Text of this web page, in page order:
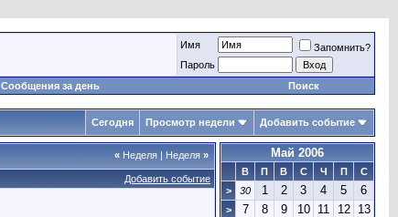
Имя
Запомнить?
Пароль
Сообщения за день Поиск
Сегодня Просмотр недели Добавить событие
« Неделя | Неделя »
Добавить событие
Май 2006
В П В С Ч П
С
>
30 1 2 3 4 5 6
> 7 8 9 10 11 12 13